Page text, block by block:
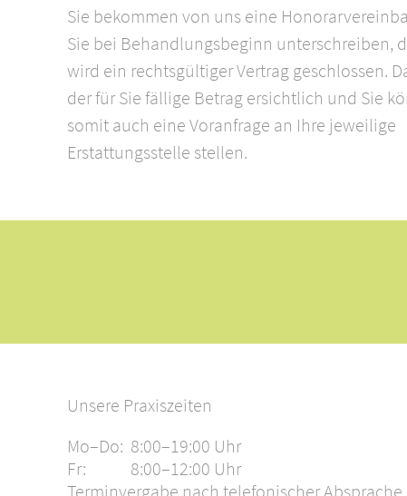
Sie bekommen von uns eine
Sie bei Behandlungsbeginn unterschreiben,
wird ein rechtsgültiger Vertrag geschlossen.
der für Sie fällige Betrag ersichtlich und Sie
somit auch eine Voranfrage an Ihre jeweilige
Erstattungsstelle stellen.
Unsere Praxiszeiten
Mo–Do: 8:00–19:00 Uhr
Fr:
8:00–12:00 Uhr
Terminvergabe nach telefonischer Absprache